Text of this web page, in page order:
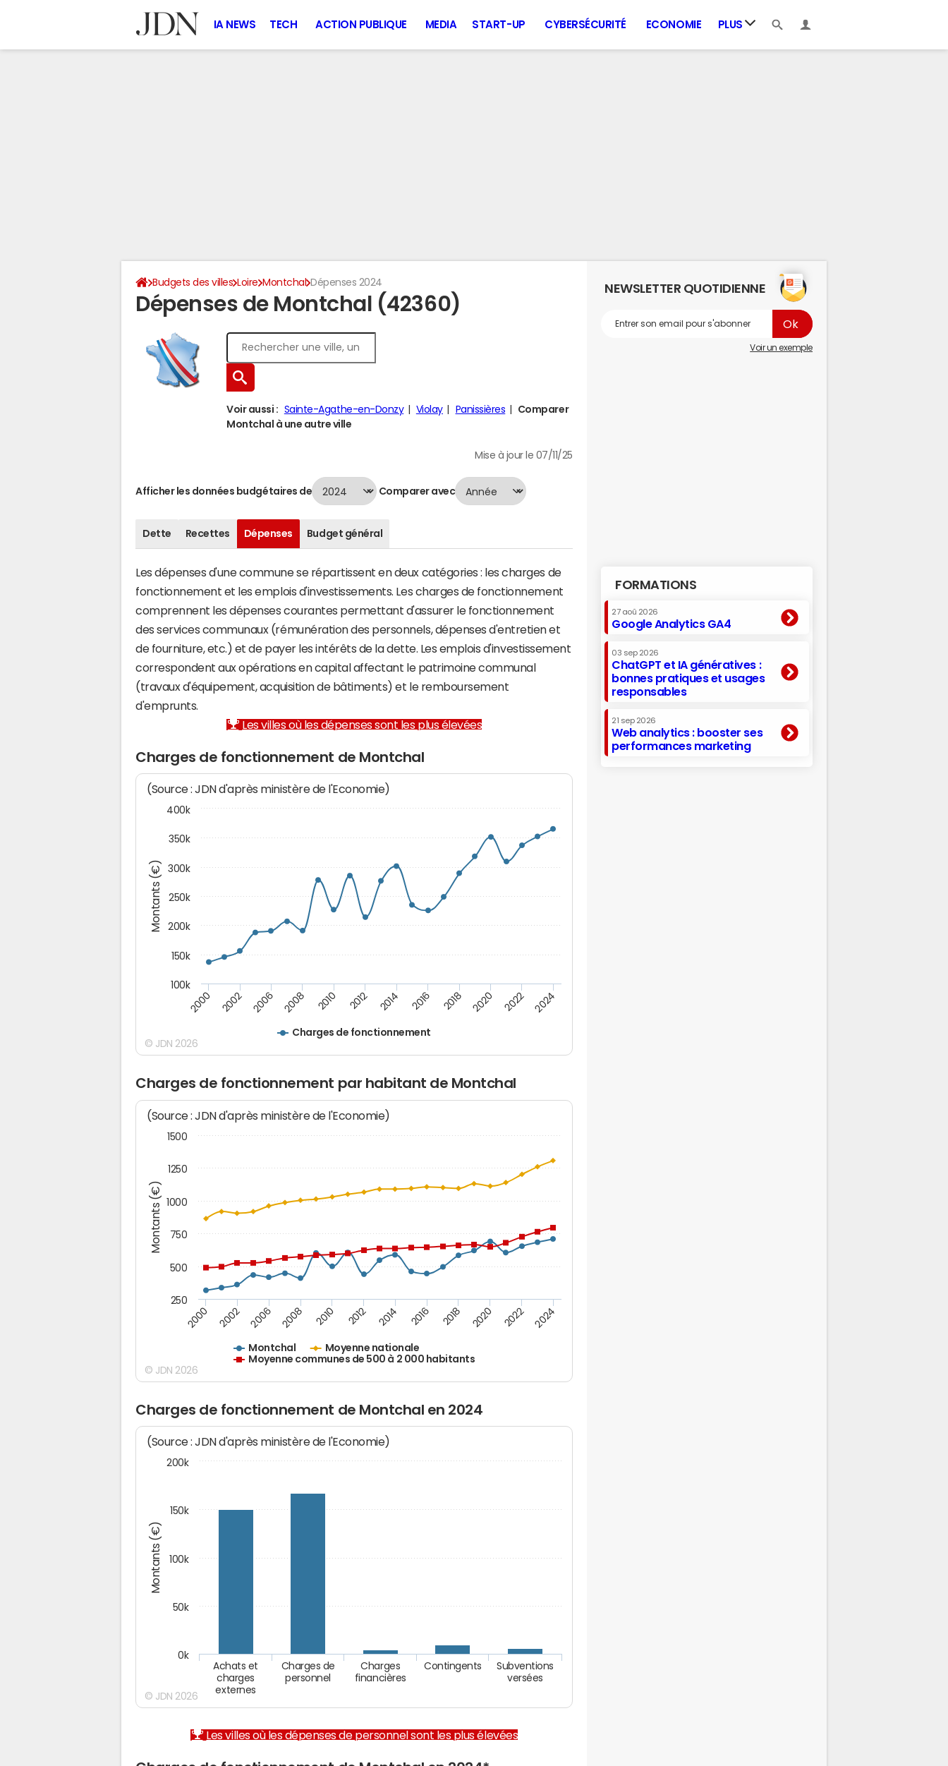
IA NEWS TECH ACTION PUBLIQUE MEDIA START-UP CYBERSÉCURITÉ ECONOMIE PLUS
Budgets des villes Loire Montchal Dépenses 2024
Dépenses de Montchal (42360)
Voir aussi : Sainte-Agathe-en-Donzy Violay Panissières
Comparer
Montchal à une autre ville
Mise à jour le 07/11/25
Afficher les données budgétaires de Comparer avec
Dette Recettes Dépenses Budget général
Les dépenses d'une commune se répartissent en deux catégories : les charges de
fonctionnement et les emplois d'investissements. Les charges de fonctionnement
comprennent les dépenses courantes permettant d'assurer le fonctionnement
des services communaux (rémunération des personnels, dépenses d'entretien et
de fourniture, etc.) et de payer les intérêts de la dette. Les emplois d'investissement
correspondent aux opérations en capital affectant le patrimoine communal
(travaux d'équipement, acquisition de bâtiments) et le remboursement
d'emprunts.
Les villes où les dépenses sont les plus élevées
Charges de fonctionnement de Montchal
Montants (€)
(Source : JDN d'après ministère de l'Economie)
Charges de fonctionnement
2000 2002 2006 2008 2010 2012 2014 2016 2018 2020 2022 2024
100k
150k
200k
250k
300k
350k
400k
© JDN 2026
Charges de fonctionnement par habitant de Montchal
Montants (€)
(Source : JDN d'après ministère de l'Economie)
Montchal
Moyenne nationale
Moyenne communes de 500 à 2 000 habitants
2000 2002 2006 2008 2010 2012 2014 2016 2018 2020 2022 2024
250
500
750
1000
1250
1500
© JDN 2026
Charges de fonctionnement de Montchal en 2024
Montants (€)
(Source : JDN d'après ministère de l'Economie)
Achats et
charges
externes
Charges de
personnel
Charges
financières
Contingents
Subventions
versées
0k
50k
100k
150k
200k
© JDN 2026
Les villes où les dépenses de personnel sont les plus élevées
NEWSLETTER QUOTIDIENNE
Voir un exemple
FORMATIONS
27 aoû 2026
Google Analytics GA4
03 sep 2026
ChatGPT et IA génératives :
bonnes pratiques et usages
responsables
21 sep 2026
Web analytics : booster ses
performances marketing